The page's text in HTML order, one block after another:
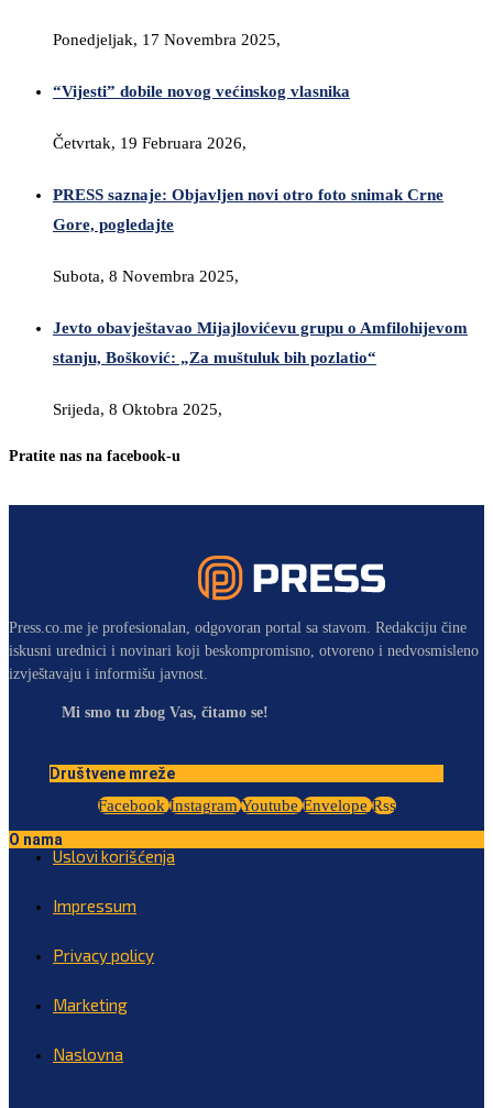
Ponedjeljak, 17 Novembra 2025,
“Vijesti” dobile novog većinskog vlasnika
Četvrtak, 19 Februara 2026,
PRESS saznaje: Objavljen novi otro foto snimak Crne
Gore, pogledajte
Subota, 8 Novembra 2025,
Jevto obavještavao Mijajlovićevu grupu o Amfilohijevom
stanju, Bošković: „Za muštuluk bih pozlatio“
Srijeda, 8 Oktobra 2025,
Pratite nas na facebook-u
Press.co.me je profesionalan, odgovoran portal sa stavom. Redakciju čine
iskusni urednici i novinari koji beskompromisno, otvoreno i nedvosmisleno
izvještavaju i informišu javnost.
Mi smo tu zbog Vas, čitamo se!
Društvene mreže
Facebook Instagram Youtube Envelope Rss
O nama
Uslovi korišćenja
Impressum
Privacy policy
Marketing
Naslovna